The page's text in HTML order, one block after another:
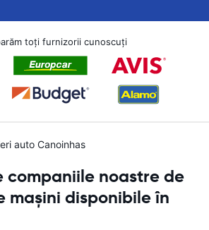
toți furnizorii cunoscuți
auto Canoinhas
companiile noastre de
mașini disponibile în